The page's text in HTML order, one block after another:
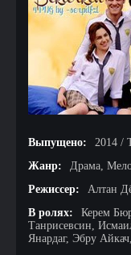
Выпущено:
2014 /
Жанр:
Драма,
Режиссер:
Алтан
В ролях:
Керем
Танрисевсин,
Янардаг, Эбру